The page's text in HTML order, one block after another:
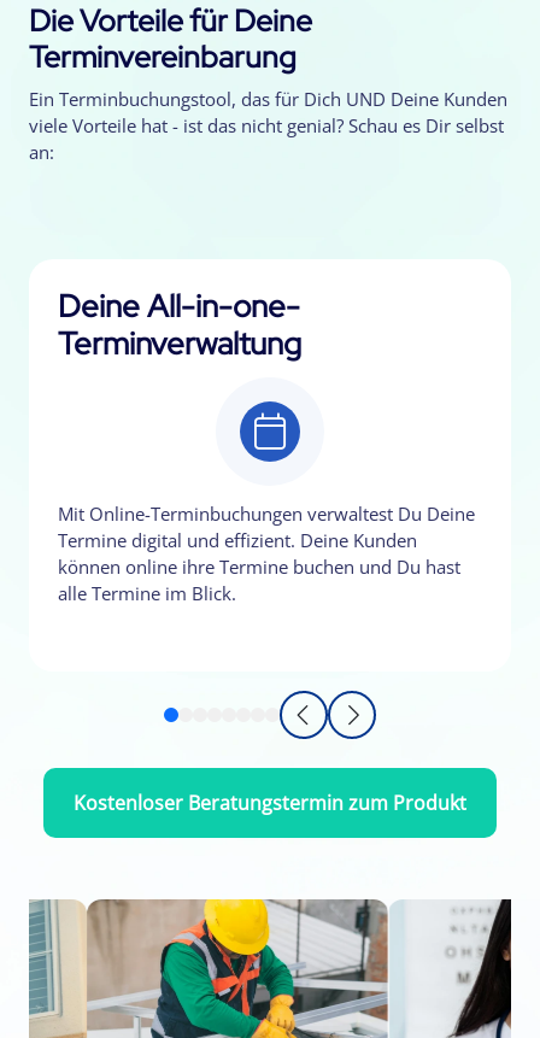
Die Vorteile für Deine
Terminvereinbarung
Ein Terminbuchungstool, das für Dich UND Deine Kunden
viele Vorteile hat - ist das nicht genial? Schau es Dir selbst
an:
Deine All-in-one-
Terminverwaltung
Mit Online-Terminbuchungen verwaltest Du Deine
Termine digital und effizient. Deine Kunden
können online ihre Termine buchen und Du hast
alle Termine im Blick.
Kostenloser Beratungstermin zum Produkt